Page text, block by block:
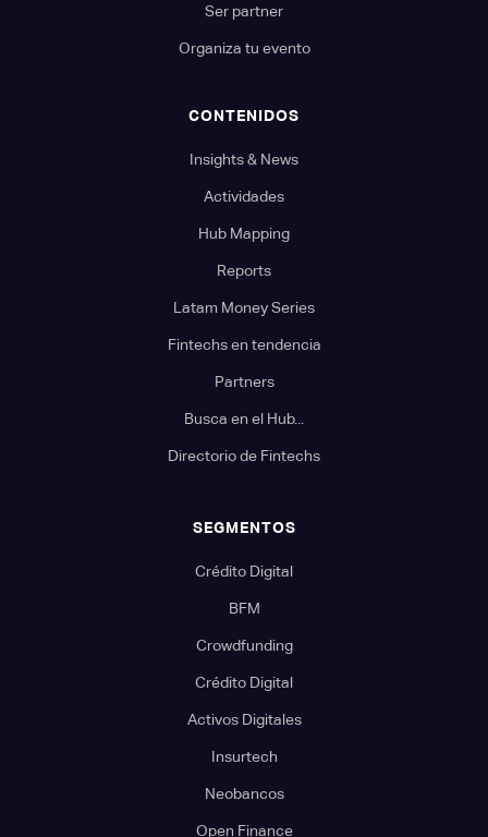
Ser partner
Organiza tu evento
CONTENIDOS
Insights & News
Actividades
Hub Mapping
Reports
Latam Money Series
Fintechs en tendencia
Partners
Busca en el Hub...
Directorio de Fintechs
SEGMENTOS
Crédito Digital
BFM
Crowdfunding
Crédito Digital
Activos Digitales
Insurtech
Neobancos
Open Finance